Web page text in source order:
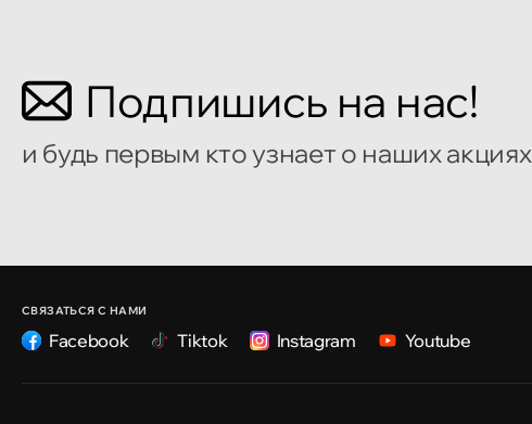
улица Алеку Руссо 1
Кишинёв
Подпишись на нас!
и будь первым кто узнает о наших акциях
СВЯЗАТЬСЯ С НАМИ
Facebook Tiktok Instagram Youtube